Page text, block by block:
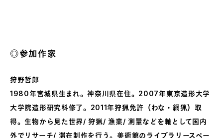
◎参加作家
狩野哲郎
1980年宮城県生まれ。神奈川県在住。2007年東京造形大学
大学院造形研究科修了。2011年狩猟免許（わな・網猟）取
得。生物から見た世界/ 狩猟/ 漁業/ 測量などを軸として国内
外でリサーチ/ 滞在制作を行う。美術館のライブラリースペー